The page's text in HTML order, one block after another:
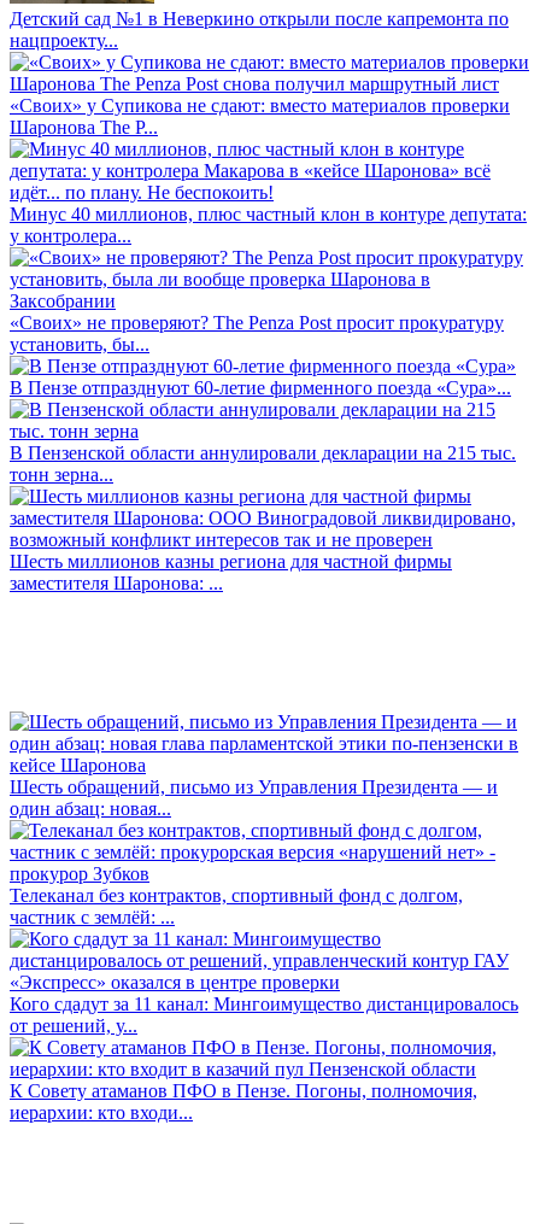
Детский сад №1 в Неверкино открыли после капремонта по
нацпроекту...
«Своих» у Супикова не сдают: вместо материалов проверки
Шаронова The P...
Минус 40 миллионов, плюс частный клон в контуре депутата:
у контролера...
«Своих» не проверяют? The Penza Post просит прокуратуру
установить, бы...
В Пензе отпразднуют 60-летие фирменного поезда «Сура»...
В Пензенской области аннулировали декларации на 215 тыс.
тонн зерна...
Шесть миллионов казны региона для частной фирмы
заместителя Шаронова: ...
Шесть обращений, письмо из Управления Президента — и
один абзац: новая...
Телеканал без контрактов, спортивный фонд с долгом,
частник с землёй: ...
Кого сдадут за 11 канал: Мингоимущество дистанцировалось
от решений, у...
К Совету атаманов ПФО в Пензе. Погоны, полномочия,
иерархии: кто входи...